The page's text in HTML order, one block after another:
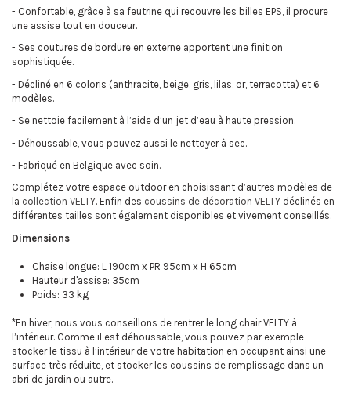
- Confortable, grâce à sa feutrine qui recouvre les billes EPS, il procure
une assise tout en douceur.
- Ses coutures de bordure en externe apportent une finition
sophistiquée.
- Décliné en 6 coloris (anthracite, beige, gris, lilas, or, terracotta) et 6
modèles.
- Se nettoie facilement à l’aide d’un jet d’eau à haute pression.
- Déhoussable, vous pouvez aussi le nettoyer à sec.
- Fabriqué en Belgique avec soin.
Complétez votre espace outdoor en choisissant d’autres modèles de
la collection VELTY. Enfin des coussins de décoration VELTY déclinés en
différentes tailles sont également disponibles et vivement conseillés.
Dimensions
Chaise longue: L 190cm x PR 95cm x H 65cm
Hauteur d'assise: 35cm
Poids: 33 kg
*En hiver, nous vous conseillons de rentrer le long chair VELTY à
l’intérieur. Comme il est déhoussable, vous pouvez par exemple
stocker le tissu à l’intérieur de votre habitation en occupant ainsi une
surface très réduite, et stocker les coussins de remplissage dans un
abri de jardin ou autre.